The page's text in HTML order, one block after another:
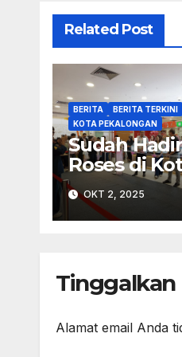
Related Post
BERITA
BERITA TERKINI
KOTA PEKALONGAN
Sudah
Roses di
Pekalongan
OKT 2, 2025
Tinggalkan
Alamat email Anda